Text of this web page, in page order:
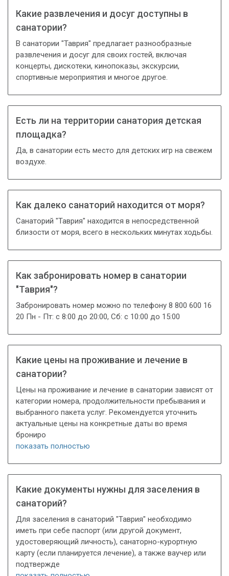
Какие развлечения и досуг доступны в
санатории?
В санатории "Таврия" предлагает разнообразные
развлечения и досуг для своих гостей, включая
концерты, дискотеки, кинопоказы, экскурсии,
спортивные мероприятия и многое другое.
Есть ли на территории санатория детская
площадка?
Да, в санатории есть место для детских игр на свежем
воздухе.
Как далеко санаторий находится от моря?
Санаторий "Таврия" находится в непосредственной
близости от моря, всего в нескольких минутах ходьбы.
Как забронировать номер в санатории
"Таврия"?
Забронировать номер можно по телефону 8 800 600 16
20 Пн - Пт: с 8:00 до 20:00, Сб: с 10:00 до 15:00
Какие цены на проживание и лечение в
санатории?
Цены на проживание и лечение в санатории зависят от
категории номера, продолжительности пребывания и
выбранного пакета услуг. Рекомендуется уточнить
актуальные цены на конкретные даты во время
брониро
показать полностью
Какие документы нужны для заселения в
санаторий?
Для заселения в санаторий "Таврия" необходимо
иметь при себе паспорт (или другой документ,
удостоверяющий личность), санаторно-курортную
карту (если планируется лечение), а также ваучер или
подтвержде